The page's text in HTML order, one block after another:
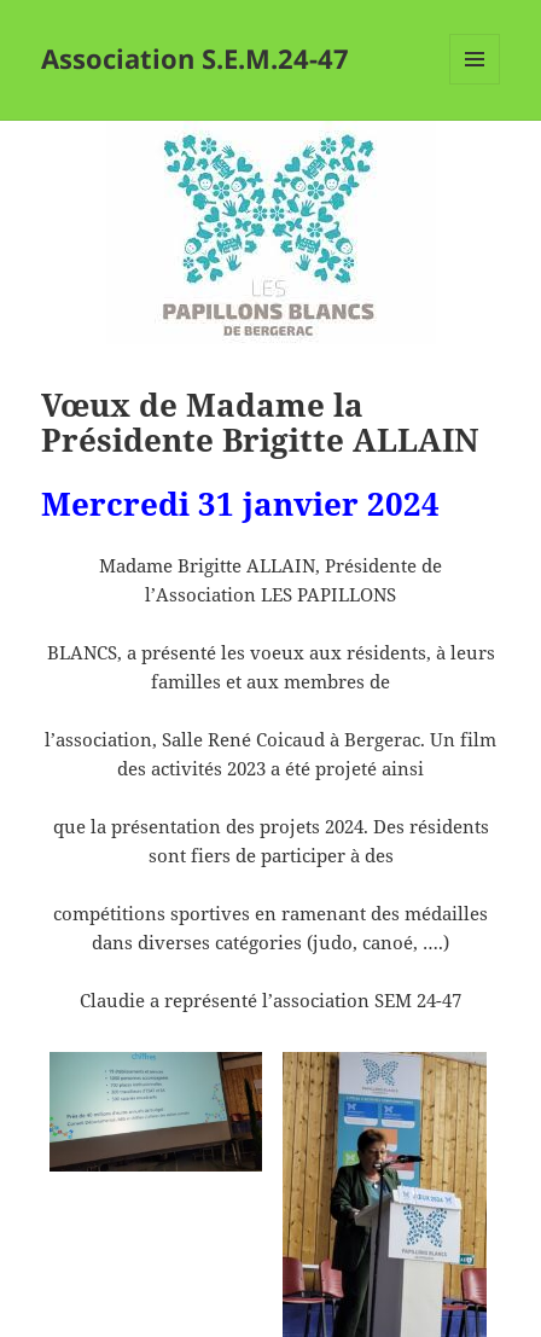
Association S.E.M.24-47
Vœux de Madame la
Présidente Brigitte ALLAIN
Mercredi 31 janvier 2024
Madame Brigitte ALLAIN, Présidente de
l’Association LES PAPILLONS
BLANCS, a présenté les voeux aux résidents, à leurs
familles et aux membres de
l’association, Salle René Coicaud à Bergerac. Un film
des activités 2023 a été projeté ainsi
que la présentation des projets 2024. Des résidents
sont fiers de participer à des
compétitions sportives en ramenant des médailles
dans diverses catégories (judo, canoé, ….)
Claudie a représenté l’association SEM 24-47